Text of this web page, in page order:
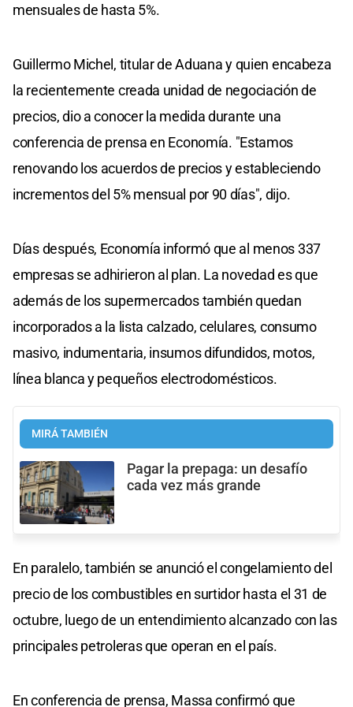
mensuales de hasta 5%.
Guillermo Michel, titular de Aduana y quien encabeza
la recientemente creada unidad de negociación de
precios, dio a conocer la medida durante una
conferencia de prensa en Economía. "Estamos
renovando los acuerdos de precios y estableciendo
incrementos del 5% mensual por 90 días", dijo.
Días después, Economía informó que al menos 337
empresas se adhirieron al plan. La novedad es que
además de los supermercados también quedan
incorporados a la lista calzado, celulares, consumo
masivo, indumentaria, insumos difundidos, motos,
línea blanca y pequeños electrodomésticos.
MIRÁ TAMBIÉN
Pagar la prepaga: un desafío
cada vez más grande
En paralelo, también se anunció el congelamiento del
precio de los combustibles en surtidor hasta el 31 de
octubre, luego de un entendimiento alcanzado con las
principales petroleras que operan en el país.
En conferencia de prensa, Massa confirmó que